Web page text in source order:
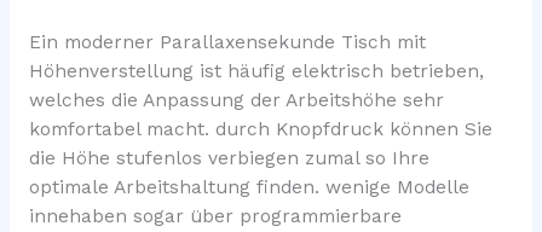
Ein moderner Parallaxensekunde Tisch mit
Höhenverstellung ist häufig elektrisch betrieben,
welches die Anpassung der Arbeitshöhe sehr
komfortabel macht. durch Knopfdruck können Sie
die Höhe stufenlos verbiegen zumal so Ihre
optimale Arbeitshaltung finden. wenige Modelle
innehaben sogar über programmierbare